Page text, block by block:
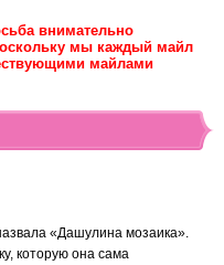
внимательно
мы каждый майл
майлами
«Дашулина мозаика».
которую она сама